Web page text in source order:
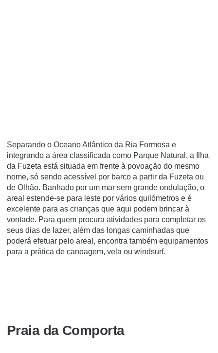
Separando o Oceano Atlântico da Ria Formosa e
integrando a área classificada como Parque Natural, a Ilha
da Fuzeta está situada em frente à povoação do mesmo
nome, só sendo acessível por barco a partir da Fuzeta ou
de Olhão. Banhado por um mar sem grande ondulação, o
areal estende-se para leste por vários quilómetros e é
excelente para as crianças que aqui podem brincar à
vontade. Para quem procura atividades para completar os
seus dias de lazer, além das longas caminhadas que
poderá efetuar pelo areal, encontra também equipamentos
para a prática de canoagem, vela ou windsurf.
Praia da Comporta